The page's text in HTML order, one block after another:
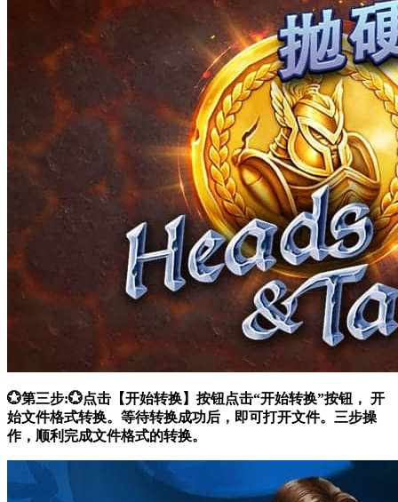
💮第三步:💮点击【开始转换】按钮点击“开始转换”按钮， 开
始文件格式转换。等待转换成功后，即可打开文件。三步操
作，顺利完成文件格式的转换。